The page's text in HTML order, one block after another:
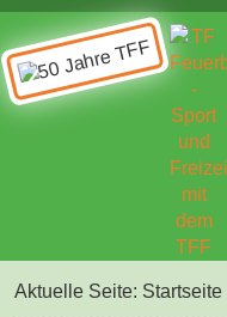
Aktuelle Seite: Startseite